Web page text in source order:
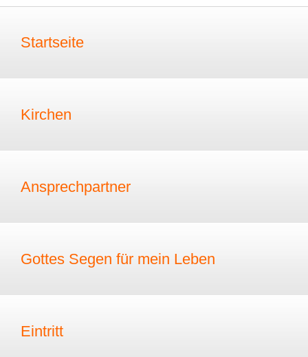
Startseite
Kirchen
Ansprechpartner
Gottes Segen für mein Leben
Eintritt